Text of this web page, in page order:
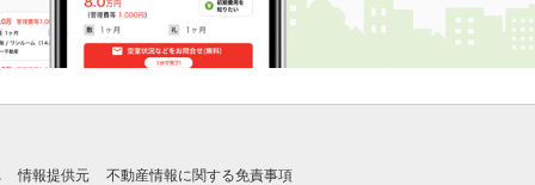
情報提供元 不動産情報に関する免責事項